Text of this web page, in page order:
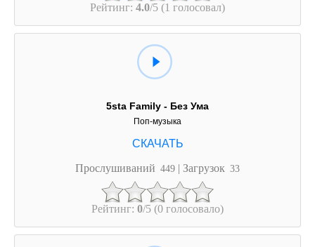
Рейтинг: 4.0/5 (1 голосовал)
5sta Family - Без Ума
Поп-музыка
Прослушиваний 449 | Загрузок 33
Рейтинг: 0/5 (0 голосовало)